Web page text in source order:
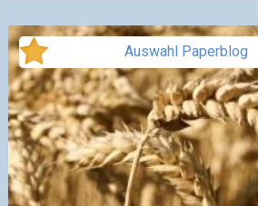
Auswahl Paperblog